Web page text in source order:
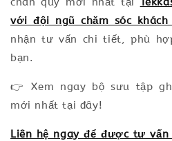
với đội ngũ chăm sóc khách
nhận tư vấn chi tiết, phù
bạn.
👉 Xem ngay bộ sưu tập
mới nhất tại đây!
Liên hệ ngay để được tư vấn